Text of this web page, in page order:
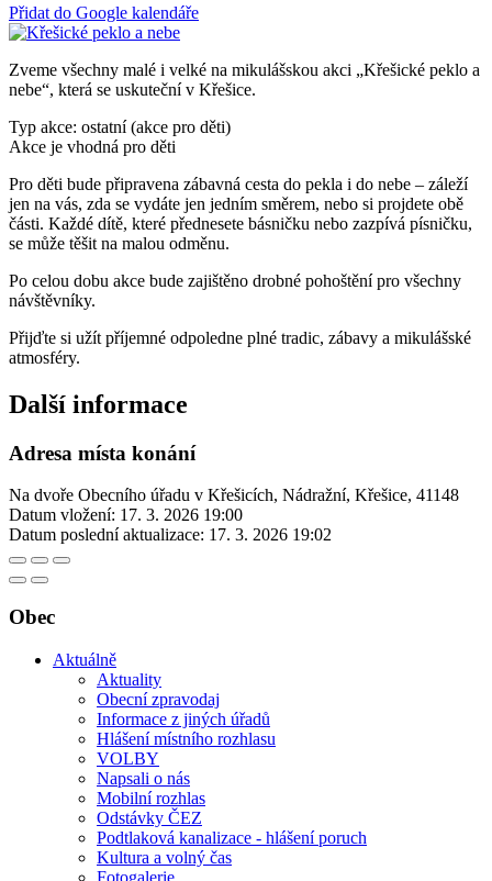
Přidat do Google kalendáře
Zveme všechny malé i velké na mikulášskou akci „Křešické peklo a
nebe“, která se uskuteční v Křešice.
Typ akce: ostatní (akce pro děti)
Akce je vhodná pro děti
Pro děti bude připravena zábavná cesta do pekla i do nebe – záleží
jen na vás, zda se vydáte jen jedním směrem, nebo si projdete obě
části. Každé dítě, které přednesete básničku nebo zazpívá písničku,
se může těšit na malou odměnu.
Po celou dobu akce bude zajištěno drobné pohoštění pro všechny
návštěvníky.
Přijďte si užít příjemné odpoledne plné tradic, zábavy a mikulášské
atmosféry.
Další informace
Adresa místa konání
Na dvoře Obecního úřadu v Křešicích, Nádražní, Křešice, 41148
Datum vložení: 17. 3. 2026 19:00
Datum poslední aktualizace: 17. 3. 2026 19:02
Obec
Aktuálně
Aktuality
Obecní zpravodaj
Informace z jiných úřadů
Hlášení místního rozhlasu
VOLBY
Napsali o nás
Mobilní rozhlas
Odstávky ČEZ
Podtlaková kanalizace - hlášení poruch
Kultura a volný čas
Fotogalerie